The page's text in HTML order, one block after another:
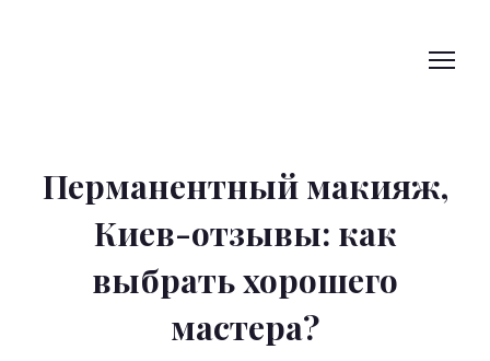
Перманентный макияж,
Киев-отзывы: как
выбрать хорошего
мастера?